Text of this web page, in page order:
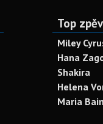
Top
Miley
Hana
Shakira
Helena
Maria